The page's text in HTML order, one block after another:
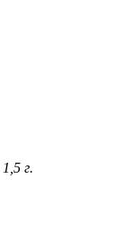
г.